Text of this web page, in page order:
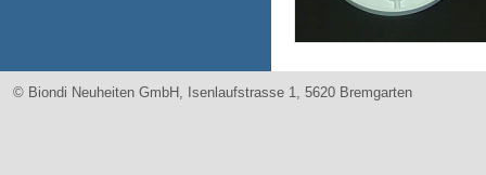
© Biondi Neuheiten GmbH, Isenlaufstrasse 1, 5620 Bremgarten